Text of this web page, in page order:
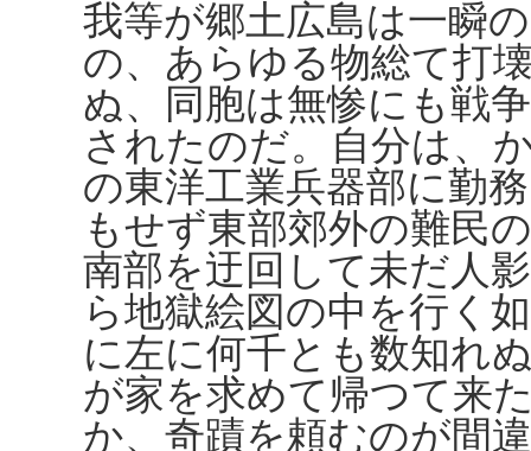
我等が郷土広島は一瞬
の、あらゆる物総て打
ぬ、同胞は無惨にも戦
されたのだ。自分は、
の東洋工業兵器部に勤
もせず東部郊外の難民
南部を迂回して未だ人
ら地獄絵図の中を行く
に左に何千とも数知れ
が家を求めて帰つて来
か、奇蹟を頼むのが間